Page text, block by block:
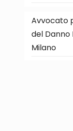
Avvocato
del Danno
Milano